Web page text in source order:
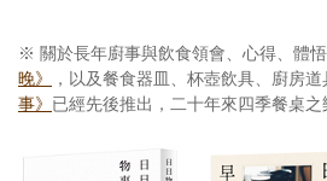
※ 關於長年廚事與飲食領會、心得、體
晚》
，以及餐食器皿、杯壺飲具、廚房
事》 已經先後推出，二十年來四季餐桌之